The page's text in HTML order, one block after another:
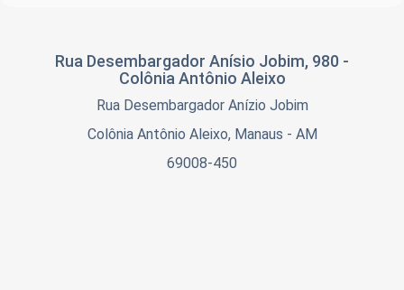
Rua Desembargador Anísio Jobim, 980 -
Colônia Antônio Aleixo
Rua Desembargador Anízio Jobim
Colônia Antônio Aleixo, Manaus - AM
69008-450